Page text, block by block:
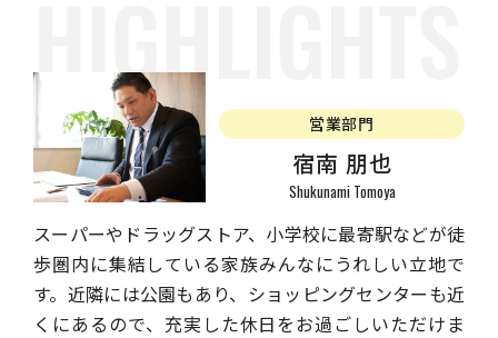
営業部門
宿南 朋也
Shukunami Tomoya
スーパーやドラッグストア、小学校に最寄駅などが徒
歩圏内に集結している家族みんなにうれしい立地で
す。近隣には公園もあり、ショッピングセンターも近
くにあるので、充実した休日をお過ごしいただけま